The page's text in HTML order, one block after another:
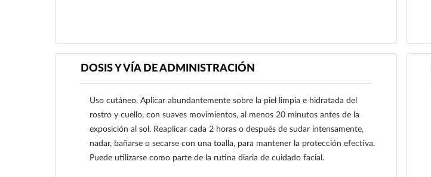
DOSIS Y VÍA DE ADMINISTRACIÓN
Uso cutáneo. Aplicar abundantemente sobre la piel limpia e hidratada del
rostro y cuello, con suaves movimientos, al menos 20 minutos antes de la
exposición al sol. Reaplicar cada 2 horas o después de sudar intensamente,
nadar, bañarse o secarse con una toalla, para mantener la protección efectiva.
Puede utilizarse como parte de la rutina diaria de cuidado facial.